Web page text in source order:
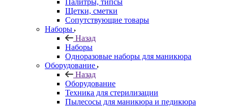
Палитры, типсы
Щетки, сметки
Сопутствующие товары
Наборы
Назад
Наборы
Одноразовые наборы для маникюра
Оборудование
Назад
Оборудование
Техника для стерилизации
Пылесосы для маникюра и педикюра